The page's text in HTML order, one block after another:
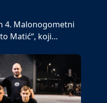
4. Malonogometni
Matić“, koji…